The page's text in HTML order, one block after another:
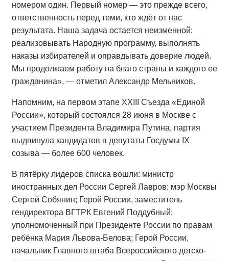
номером один. Первый номер — это прежде всего,
ответственность перед теми, кто ждёт от нас
результата. Наша задача остается неизменной:
реализовывать Народную программу, выполнять
наказы избирателей и оправдывать доверие людей.
Мы продолжаем работу на благо страны и каждого ее
гражданина», — отметил Александр Мельников.
Напомним, на первом этапе XXIII Съезда «Единой
России», который состоялся 28 июня в Москве с
участием Президента Владимира Путина, партия
выдвинула кандидатов в депутаты Госдумы IX
созыва — более 600 человек.
В пятёрку лидеров списка вошли: министр
иностранных дел России Сергей Лавров; мэр Москвы
Сергей Собянин; Герой России, заместитель
гендиректора ВГТРК Евгений Поддубный;
уполномоченный при Президенте России по правам
ребёнка Мария Львова-Белова; Герой России,
начальник Главного штаба Всероссийского детско-